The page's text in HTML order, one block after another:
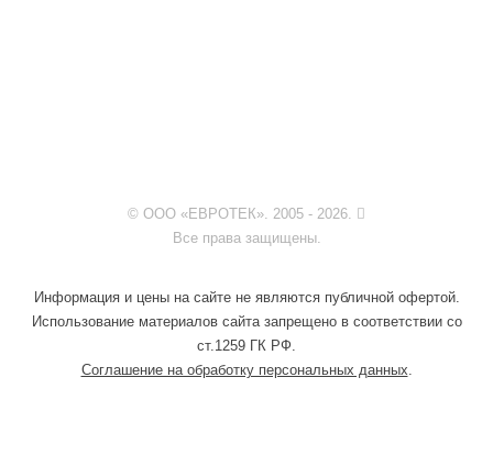
© ООО «ЕВРОТЕК». 2005 - 2026.
Все права защищены.
Информация и цены на сайте не являются публичной офертой.
Использование материалов сайта запрещено в соответствии со
ст.1259 ГК РФ.
Соглашение на обработку персональных данных